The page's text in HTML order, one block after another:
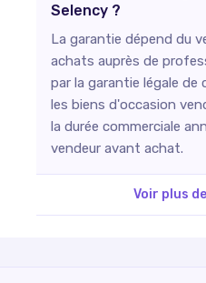
Selency ?
La garantie dépend du
achats auprès de
par la garantie légale
les biens d'occasion
la durée commerciale
vendeur avant achat.
Voir plus